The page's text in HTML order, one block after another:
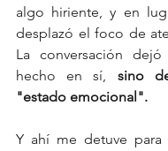
algo hiriente, y en
desplazó el foco de
La conversación
hecho en sí, sino
"estado emocional".
Y ahí me detuve para